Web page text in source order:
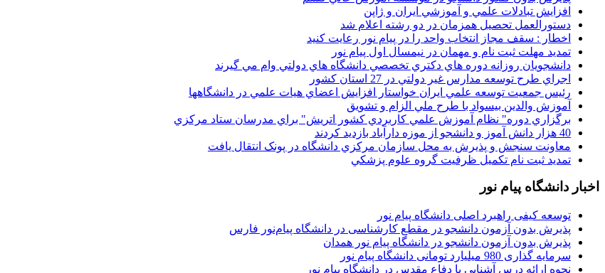
افزايش تبادلات علمي و آموزشي ايران و ژاپن
دستورالعمل تحصیل همزمان در دو رشته اعلام شد
اخطار : سقف مجاز انتخاب واحد را در پیام نور رعایت کنید
تمدید مهلت ثبت نام و مهمان در نیمسال اول پیام نور
دانشجويان روزانه دوره هاي دكتري تخصصي دانشگاه هاي دولتي وام مي گيرند
اجراي طرح توسعه مدارس غير دولتي در 27 استان کشور
رئيس جمعيت توسعه علمي ايران خواستار افزايش اعضاي هيات علمي در دانشگاهها
آموزش والدين بيسواد با طرح ملي الزام و تشويق
برگزاري دوره" نظام آموزش علمي كاربردي كشور اتريش" براي مدرسان ستاد مرکزي
40 هزار دانش آموز و دانشجو از موزه دارآباد بازديد کردند
معاونت سنجش و پذيرش به محل سازمان مرکزي دانشگاه در پونک انتقال يافت
تمديد ثبت نام تکميل ظرفيت گروه علوم پزشکي
اخبار دانشگاه پیام نور
توسعه کیفی راهبرد اصلی دانشگاه پیام نور
پذیرش بدون آزمون دانشجو در مقطع کارشناسی در دانشگاه پیام‌نور فارس
پذیرش بدون آزمون دانشجو در دانشگاه پیام نور همدان
سرمایه گذاری 980 میلیارد تومانی دانشگاه پیام نور
نحوه ارائه درس آشنایی با دفاع مقدس در دانشگاه پیام نور